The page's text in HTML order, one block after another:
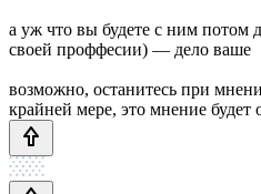
а уж что вы будете с ним потом
своей проффесии) — дело ваше
возможно, останитесь при
крайней мере, это мнение